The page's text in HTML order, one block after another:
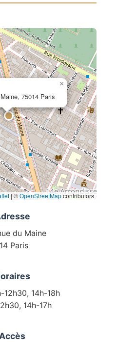
75014 Paris
×
| ©OpenStreetMapcontributors
du Maine
Paris
12h30, 14h-18h
14h-17h